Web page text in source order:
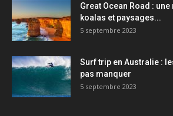
Great Ocean Road :
koalas et paysages...
5 septembre 2023
Surf trip en Australie :
pas manquer
5 septembre 2023